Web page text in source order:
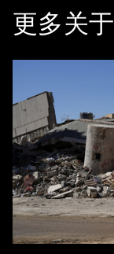
更多关于